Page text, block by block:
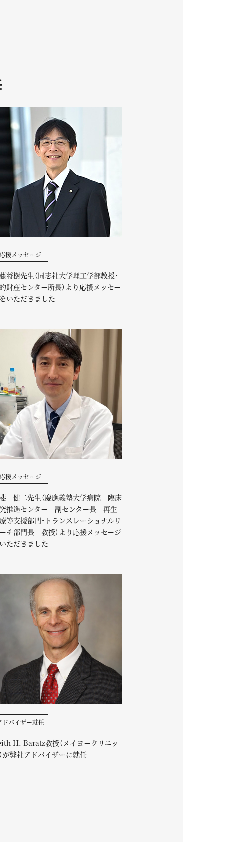
応援メッセージ
将樹先生（同志社大学理工学部教授・
財産センター所長）より応援メッセー
いただきました
応援メッセージ
健二先生（慶應義塾大学病院 臨床
推進センター 副センター長 再生
等支援部門・トランスレーショナルリ
チ部門長 教授）より応援メッセージ
ただきました
ドバイザー就任
H. Baratz教授（メイヨークリニッ
が弊社アドバイザーに就任